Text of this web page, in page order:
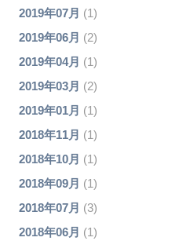
2019年07月 (1)
2019年06月 (2)
2019年04月 (1)
2019年03月 (2)
2019年01月 (1)
2018年11月 (1)
2018年10月 (1)
2018年09月 (1)
2018年07月 (3)
2018年06月 (1)